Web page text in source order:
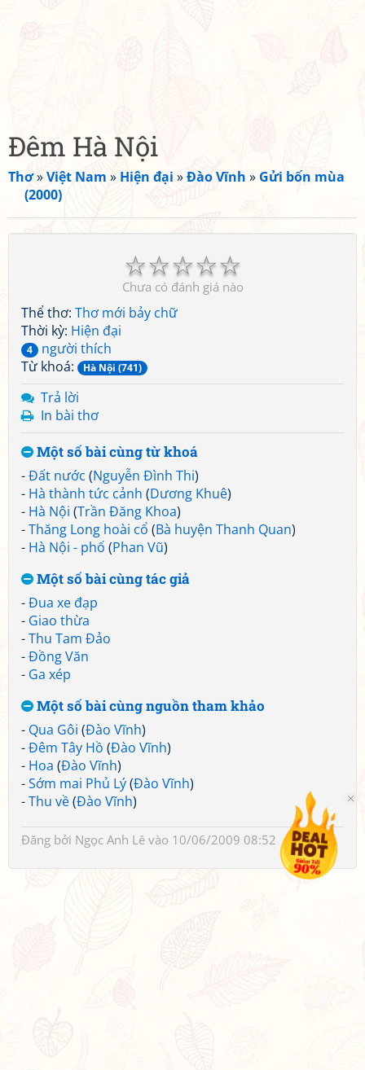
Đêm Hà Nội
Thơ»Việt Nam » Hiện đại »Đào Vĩnh » Gửi bốn mùa
(2000)
☆
☆
☆
☆
☆
Chưa có đánh giá nào
Thể thơ: Thơ mới bảy chữ
Thời kỳ: Hiện đại
4
người thích
Từ khoá:
Hà Nội (741)
Trả lời
In bài thơ
Một số bài cùng từ khoá
-Đất nước (Nguyễn Đình Thi)
- Hà thành tức cảnh (Dương Khuê)
- Hà Nội (Trần Đăng Khoa)
-Thăng Long hoài cổ (Bà huyện Thanh Quan)
- Hà Nội - phố (Phan Vũ)
Một số bài cùng tác giả
-Đua xe đạp
- Giao thừa
-Thu Tam Đảo
-Đồng Văn
- Ga xép
Một số bài cùng nguồn tham khảo
- Qua Gôi (Đào Vĩnh)
-Đêm Tây Hồ (Đào Vĩnh)
- Hoa (Đào Vĩnh)
-Sớm mai Phủ Lý(Đào Vĩnh)
-Thu về(Đào Vĩnh)
Đăng bởi Ngọc Anh Lê vào 10/06/2009 08:52